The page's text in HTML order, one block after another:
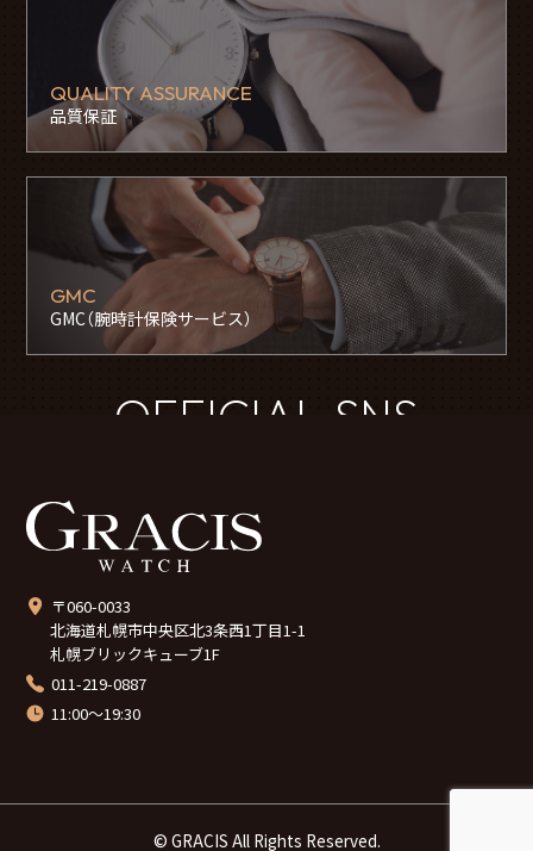
QUALITY ASSURANCE
品質保証
GMC
GMC（腕時計保険サービス）
OFFICIAL SNS
〒060-0033
北海道札幌市中央区北3条西1丁目1-1
札幌ブリックキューブ1F
011-219-0887
11:00～19:30
© GRACIS All Rights Reserved.